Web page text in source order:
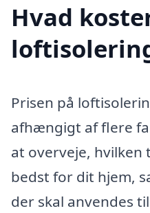
Hvad
Prisen på
afhængigt af flere
at overveje, hvilken
bedst for dit hjem,
der skal anvendes